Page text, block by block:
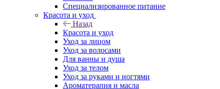
Специализированное питание
Красота и уход
Назад
Красота и уход
Уход за лицом
Уход за волосами
Для ванны и душа
Уход за телом
Уход за руками и ногтями
Ароматерапия и масла